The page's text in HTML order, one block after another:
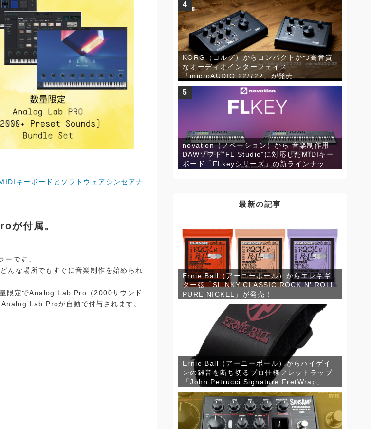
キーボードとソフトウェアシンセアナ
が付属。
です。
んな場所でもすぐに音楽制作を始められ
限定でAnalog Lab Pro（2000サウンド
Lab Proが自動で付与されます。
4
KORG（コルグ）からコンパクトかつ高音質
なオーディオインターフェイス
「microAUDIO 22/722」が発売！
5
novation（ノベーション）から 音楽制作用
DAWソフト“FL Studio”に対応したMIDIキー
ボード「FLkeyシリーズ」の新ラインナップ
最新の記事
Ernie Ball（アーニーボール）からエレキギ
ター弦「SLINKY CLASSIC ROCK N’ ROLL
PURE NICKEL」が発売！
Ernie Ball（アーニーボール）からハイゲイ
ンの雑音を断ち切るプロ仕様フレットラップ
「John Petrucci Signature FretWrap」が
発売！